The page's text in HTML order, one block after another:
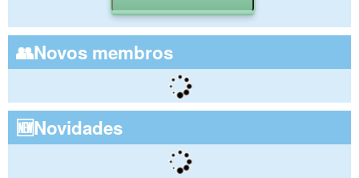
👥Novos membros
🆕Novidades